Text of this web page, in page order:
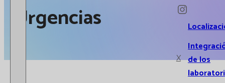
de los
X
Urgencias